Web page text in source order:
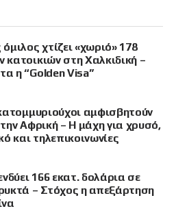
χτίζει «χωριό» 178
κατοικιών στη Χαλκιδική –
η “Golden Visa”
αμφισβητούν
Αφρική – Η μάχη για χρυσό,
και τηλεπικοινωνίες
166 εκατ. δολάρια σε
– Στόχος η απεξάρτηση